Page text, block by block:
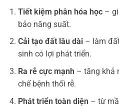
Tiết kiệm phân hóa học–
bảo năng suất.
Cải tạo đất lâu dài– làm đất
sinh có lợi phát triển.
Ra rễ cực mạnh – tăng khả
chế bệnh thối rễ.
Phát triển toàn diện – từ